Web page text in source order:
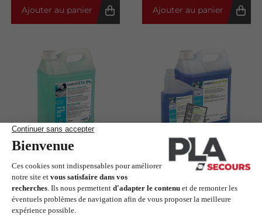
Ajouter au panier Ajouter au panier
Désinfectant de haut
niveau Exeol GTA 2%
Exeol
EN STOCK
Détergent
neutre Exeol SEPT
FIRST